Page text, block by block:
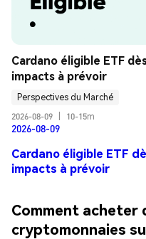
Cardano éligible ETF
impacts à prévoir
Perspectives du Marché
2026-08-09
10-15m
2026-08-09
Cardano éligible ETF
impacts à prévoir
Comment acheter
cryptomonnaies